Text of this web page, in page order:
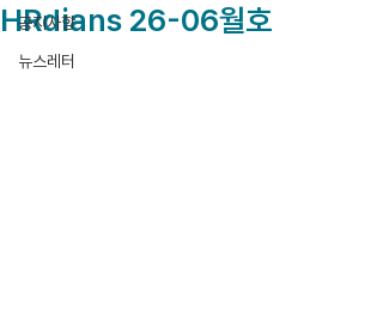
공지사항
뉴스레터
HRdians 26-06월호